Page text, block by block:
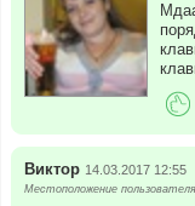
Виктор 14.03.2017 12:55
Местоположение